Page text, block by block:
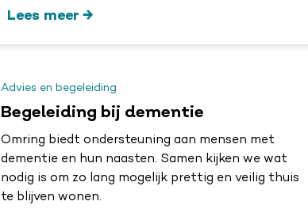
Lees meer
Advies en begeleiding
Begeleiding bij dementie
Omring biedt ondersteuning aan mensen met
dementie en hun naasten. Samen kijken we wat
nodig is om zo lang mogelijk prettig en veilig thuis
te blijven wonen.